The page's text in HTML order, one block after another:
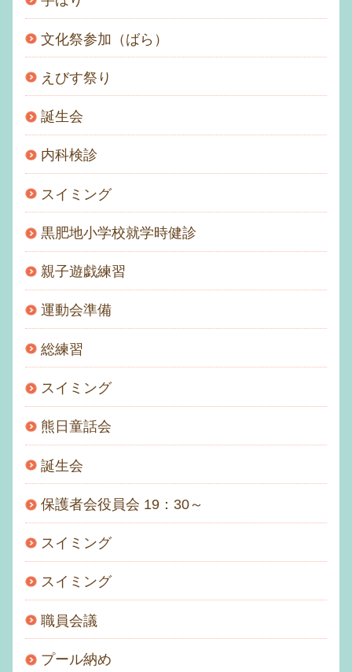
文化祭参加（ばら）
えびす祭り
誕生会
内科検診
スイミング
黒肥地小学校就学時健診
親子遊戯練習
運動会準備
総練習
スイミング
熊日童話会
誕生会
保護者会役員会 19：30～
スイミング
スイミング
職員会議
プール納め